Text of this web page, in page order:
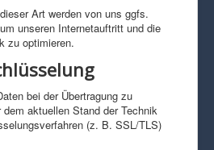
Art werden von uns ggfs.
unseren Internetauftritt und die
zu optimieren.
bei der Übertragung zu
aktuellen Stand der Technik
(z. B. SSL/TLS)